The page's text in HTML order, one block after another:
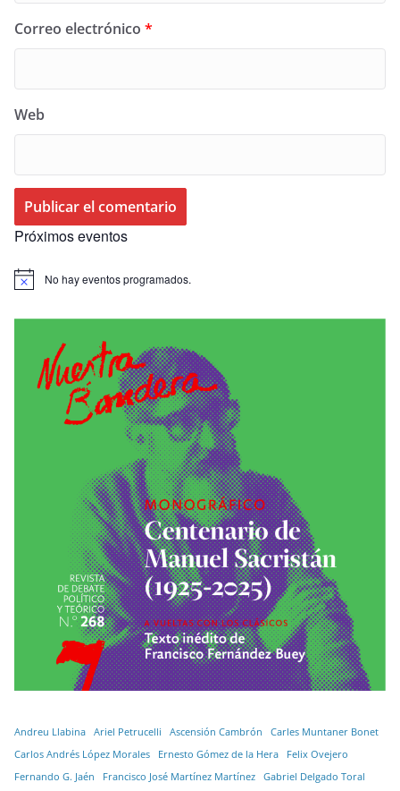
Correo electrónico *
Web
Próximos eventos
No hay eventos programados.
Andreu Llabina Ariel Petrucelli Ascensión Cambrón
Carles Muntaner Bonet
Carlos Andrés López Morales
Ernesto Gómez de la Hera
Felix Ovejero
Fernando G. Jaén
Francisco José Martínez Martínez
Gabriel Delgado Toral